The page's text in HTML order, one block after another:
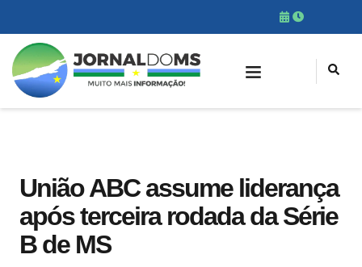
União ABC assume liderança
após terceira rodada da Série
B de MS